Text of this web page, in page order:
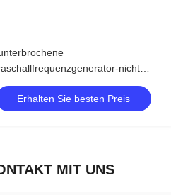
nicht
versiegelnde stabile
Erhalten Sie besten Preis
MIT UNS